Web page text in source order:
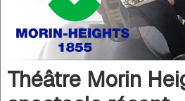
Théâtre Morin